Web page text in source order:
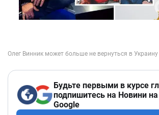
Будьте первыми в курсе
подпишитесь на Новини на
Google